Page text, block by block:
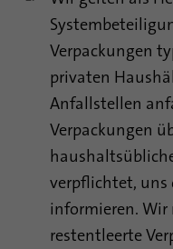
Verpackungen
privaten
Anfallstellen
Verpackungen
verpflichtet, uns
informieren.
restentleerte